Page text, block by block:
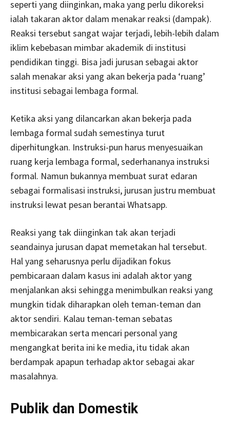
seperti yang diinginkan, maka yang perlu dikoreksi
ialah takaran aktor dalam menakar reaksi (dampak).
Reaksi tersebut sangat wajar terjadi, lebih-lebih dalam
iklim kebebasan mimbar akademik di institusi
pendidikan tinggi. Bisa jadi jurusan sebagai aktor
salah menakar aksi yang akan bekerja pada ‘ruang’
institusi sebagai lembaga formal.
Ketika aksi yang dilancarkan akan bekerja pada
lembaga formal sudah semestinya turut
diperhitungkan. Instruksi-pun harus menyesuaikan
ruang kerja lembaga formal, sederhananya instruksi
formal. Namun bukannya membuat surat edaran
sebagai formalisasi instruksi, jurusan justru membuat
instruksi lewat pesan berantai Whatsapp.
Reaksi yang tak diinginkan tak akan terjadi
seandainya jurusan dapat memetakan hal tersebut.
Hal yang seharusnya perlu dijadikan fokus
pembicaraan dalam kasus ini adalah aktor yang
menjalankan aksi sehingga menimbulkan reaksi yang
mungkin tidak diharapkan oleh teman-teman dan
aktor sendiri. Kalau teman-teman sebatas
membicarakan serta mencari personal yang
mengangkat berita ini ke media, itu tidak akan
berdampak apapun terhadap aktor sebagai akar
masalahnya.
Publik dan Domestik